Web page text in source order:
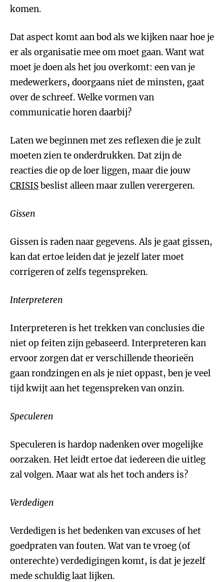
komen.
Dat aspect komt aan bod als we kijken naar hoe je
er als organisatie mee om moet gaan. Want wat
moet je doen als het jou overkomt: een van je
medewerkers, doorgaans niet de minsten, gaat
over de schreef. Welke vormen van
communicatie horen daarbij?
Laten we beginnen met zes reflexen die je zult
moeten zien te onderdrukken. Dat zijn de
reacties die op de loer liggen, maar die jouw
CRISISbeslist alleen maar zullen verergeren.
Gissen
Gissen is raden naar gegevens. Als je gaat gissen,
kan dat ertoe leiden dat je jezelf later moet
corrigeren of zelfs tegenspreken.
Interpreteren
Interpreteren is het trekken van conclusies die
niet op feiten zijn gebaseerd. Interpreteren kan
ervoor zorgen dat er verschillende theorieën
gaan rondzingen en als je niet oppast, ben je veel
tijd kwijt aan het tegenspreken van onzin.
Speculeren
Speculeren is hardop nadenken over mogelijke
oorzaken. Het leidt ertoe dat iedereen die uitleg
zal volgen. Maar wat als het toch anders is?
Verdedigen
Verdedigen is het bedenken van excuses of het
goedpraten van fouten. Wat van te vroeg (of
onterechte) verdedigingen komt, is dat je jezelf
mede schuldig laat lijken.